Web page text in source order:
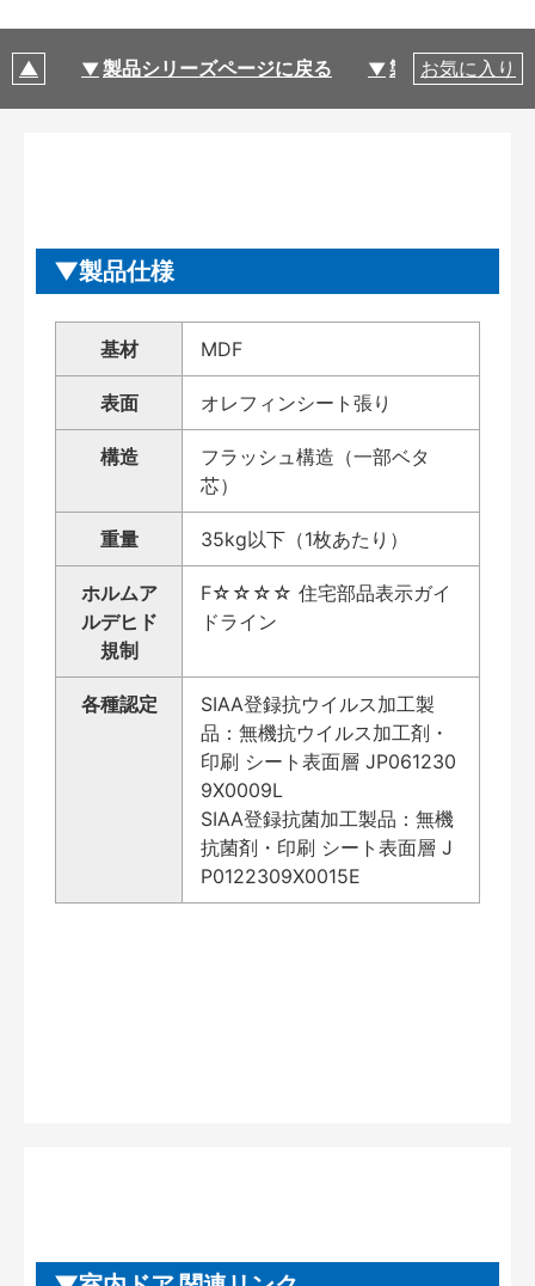
製品シリーズページに戻る 製品仕様
お気に入り
製品仕様
基材 MDF
表面 オレフィンシート張り
構造
フラッシュ構造（一部ベタ
芯）
重量 35kg以下（1枚あたり）
ホルムア
ルデヒド
規制
F☆☆☆☆ 住宅部品表示ガイ
ドライン
各種認定
SIAA登録抗ウイルス加工製
品：無機抗ウイルス加工剤・
印刷 シート表面層 JP061230
9X0009L
SIAA登録抗菌加工製品：無機
抗菌剤・印刷 シート表面層 J
P0122309X0015E